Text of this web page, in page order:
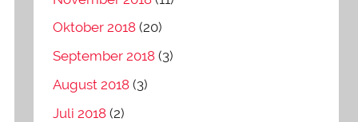
Oktober 2018 (20)
September 2018 (3)
August 2018 (3)
Juli 2018 (2)